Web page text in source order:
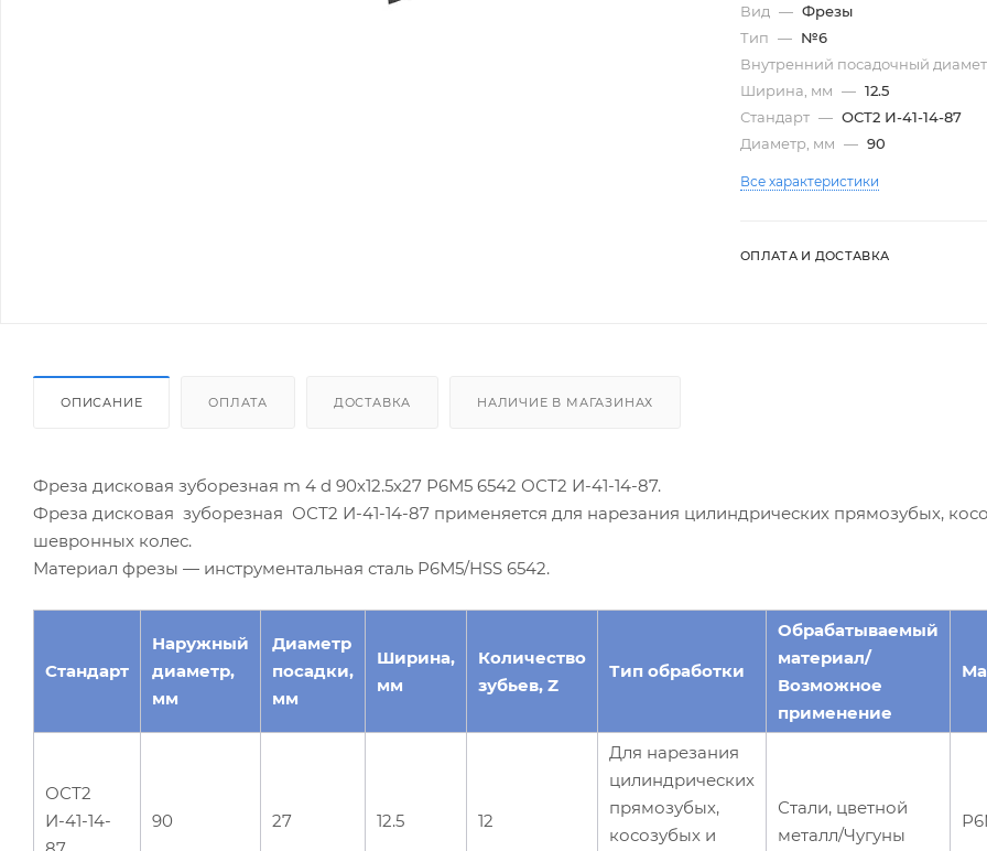
Вид — Фрезы
Тип — №6
Внутренний посадочный
Ширина, мм — 12.5
Стандарт — ОСТ2 И-41-14-87
Диаметр, мм — 90
Все характеристики
ОПЛАТА И ДОСТАВКА
ОПИСАНИЕ ОПЛАТА ДОСТАВКА НАЛИЧИЕ В МАГАЗИНАХ
Фреза дисковая зуборезная m 4 d 90х12.5х27 Р6М5 6542 ОСТ2 И-41-14-87.
Фреза дисковая зуборезная ОСТ2 И-41-14-87 применяется для нарезания цилиндрических прямозубых,
шевронных колес.
Материал фрезы — инструментальная сталь Р6М5/HSS 6542.
Стандарт
Наружный
диаметр,
мм
Диаметр
посадки,
мм
Ширина,
мм
Количество
зубьев, Z
Тип обработки
Обрабатываемый
материал/
Возможное
применение
ОСТ2
И-41-14-
90 27 12.5 12
Для нарезания
цилиндрических
прямозубых,
косозубых и
Стали, цветной
металл/Чугуны